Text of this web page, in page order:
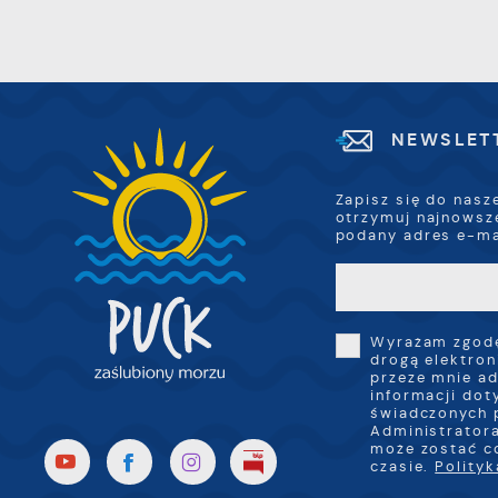
Zapisz się do
otrzymuj
podany adres e-
Wyrażam
drogą
przeze mnie
informacji
świadczonych
Administratora
może zostać
czasie.